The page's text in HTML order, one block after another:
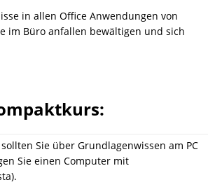
in allen Office Anwendungen von
im Büro anfallen bewältigen und sich
Sie über Grundlagenwissen am PC
Sie einen Computer mit